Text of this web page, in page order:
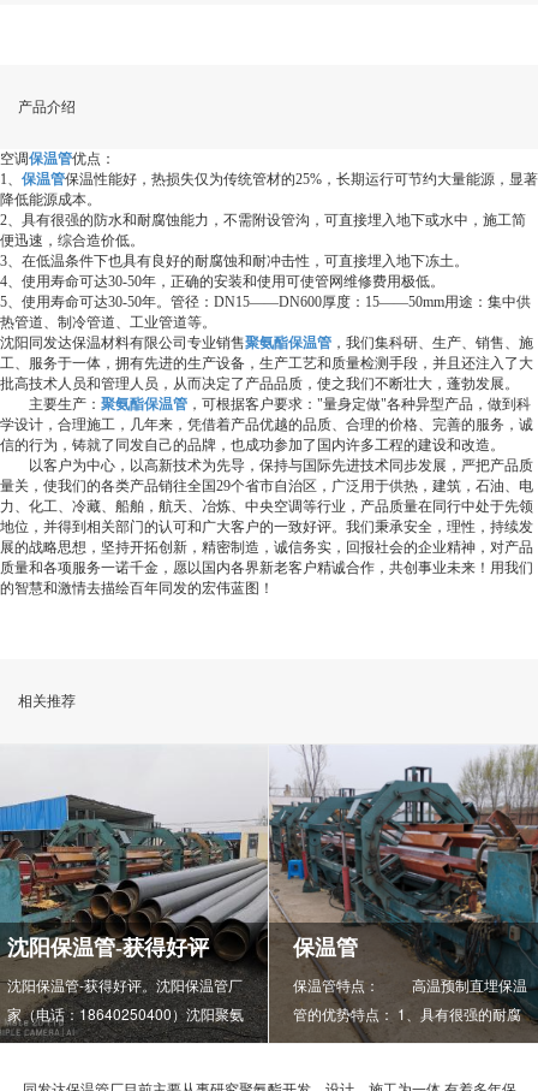
产品介绍
空调保温管优点：
1、 保温管保温性能好，热损失仅为传统管材的25%，长期运行可节约大量能源，显著
降低能源成本。
2、具有很强的防水和耐腐蚀能力，不需附设管沟，可直接埋入地下或水中，施工简
便迅速，综合造价低。
3、在低温条件下也具有良好的耐腐蚀和耐冲击性，可直接埋入地下冻土。
4、使用寿命可达30-50年，正确的安装和使用可使管网维修费用极低。
5、使用寿命可达30-50年。管径：DN15——DN600厚度：15——50mm用途：集中供
热管道、制冷管道、工业管道等。
沈阳同发达保温材料有限公司专业销售聚氨酯保温管 ，我们集科研、生产、销售、施
工、服务于一体，拥有先进的生产设备，生产工艺和质量检测手段，并且还注入了大
批高技术人员和管理人员，从而决定了产品品质，使之我们不断壮大，蓬勃发展。
主要生产： 聚氨酯保温管 ，可根据客户要求："量身定做"各种异型产品，做到科
学设计，合理施工，几年来，凭借着产品优越的品质、合理的价格、完善的服务，诚
信的行为，铸就了同发自己的品牌，也成功参加了国内许多工程的建设和改造。
以客户为中心，以高新技术为先导，保持与国际先进技术同步发展，严把产品质
量关，使我们的各类产品销往全国29个省市自治区，广泛用于供热，建筑，石油、电
力、化工、冷藏、船舶，航天、冶炼、中央空调等行业，产品质量在同行中处于先领
地位，并得到相关部门的认可和广大客户的一致好评。我们秉承安全，理性，持续发
展的战略思想，坚持开拓创新，精密制造，诚信务实，回报社会的企业精神，对产品
质量和各项服务一诺千金，愿以国内各界新老客户精诚合作，共创事业未来！用我们
的智慧和激情去描绘百年同发的宏伟蓝图！
相关推荐
沈阳保温管-获得好评
沈阳保温管-获得好评。沈阳保温管厂
家（电话：18640250400）沈阳聚氨
酯发泡管|黑夹克保温管|直埋保温管|
保温管
保温管特点： 高温预制直埋保温
管的优势特点： 1、具有很强的耐腐
蚀和防水能力，综合造价低： 据